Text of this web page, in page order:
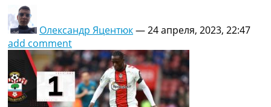
Олександр Яцентюк—24 апреля, 2023, 22:47
add comment